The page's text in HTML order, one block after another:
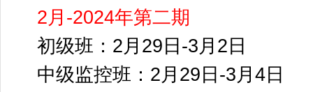
2月-2024年第二期
初级班：2月29日-3月2日
中级监控班：2月29日-3月4日